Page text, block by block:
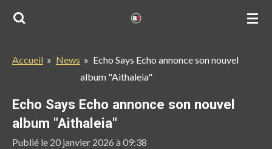
Passer
principal
Accueil » News » Echo Says Echo annonce son nouvel
album "Aithaleia"
Echo Says Echo annonce son nouvel
album "Aithaleia"
Publié le 20 janvier 2026 à 09:38